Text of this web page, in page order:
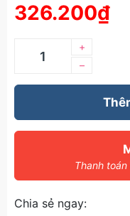
326.200₫
–
+
Thanh
Chia sẻ ngay: